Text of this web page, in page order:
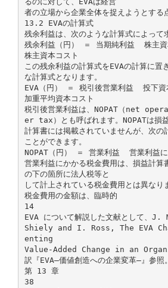
者の立場から企業全体を捉えようとする
13.2 EVAの計算式
残余利益は、次のような計算式によって
残余利益（円） ＝ 当期純利益 ­ 株主資
株主資本コスト
この残余利益の計算式をEVAの計算に置
な計算式となります。
EVA（円） ＝ 税引後営業利益 ­ 投下資
加重平均資本コスト
税引後営業利益は、NOPAT（net
er tax）とも呼ばれます。NOPATは損
計算書には掲載されていませんが、次の
ことができます。
NOPAT（円） ＝ 営業利益 ­ 営業利益
営業利益にかかる税金費用は、損益計算
の下の箇所に法人税等と
して計上されている税金費用とは異なり
税金費用の金額は、臨時的
14
EVA について解説した文献として
Shiely and I. Ross, The EVA
enting
Value-Added Change in an
訳『EVA―価値創造への企業変革―』参照。
第 13 章
38